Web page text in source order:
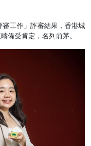
工作」評審結果，香港城
備受肯定，名列前茅。